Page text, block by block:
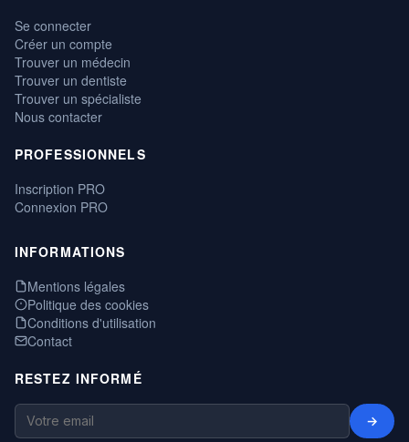
Se connecter
Créer un compte
Trouver un médecin
Trouver un dentiste
Trouver un spécialiste
Nous contacter
PROFESSIONNELS
Inscription PRO
Connexion PRO
INFORMATIONS
Mentions légales
Politique des cookies
Conditions d'utilisation
Contact
RESTEZ INFORMÉ
→